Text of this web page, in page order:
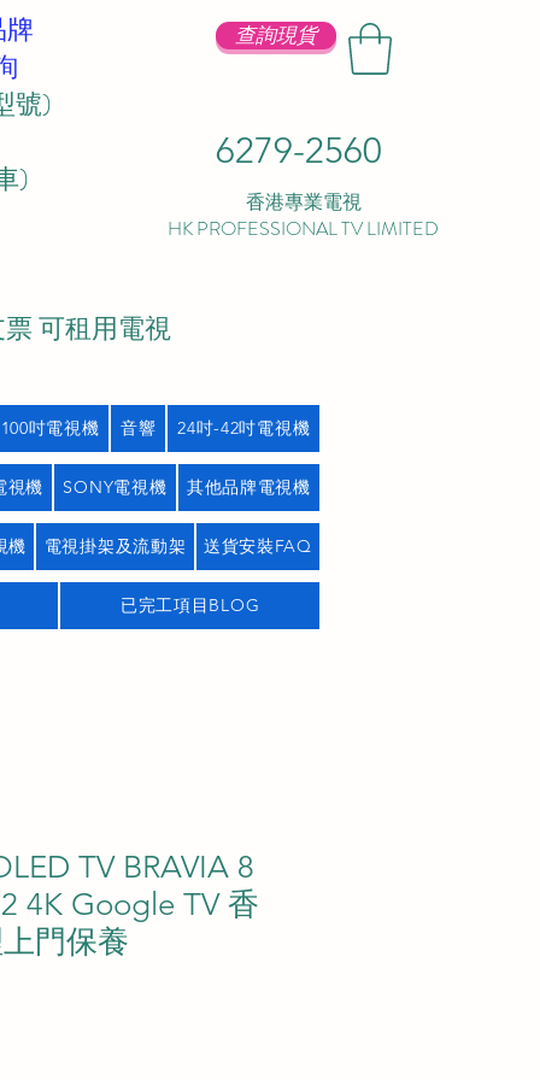
查詢現貨
6279-2560
香港專業電視
HK PROFESSIONAL TV LIMITED
號)
)
可租用電視
吋電視機 音響 24吋-42吋電視機
視機 SONY電視機 其他品牌電視機
機 電視掛架及流動架 送貨安裝FAQ
已完工項目BLOG
TV BRAVIA 8
4K Google TV 香
門保養